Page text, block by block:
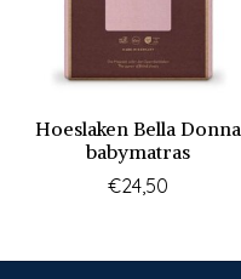
Hoeslaken Bella Donna
babymatras
€24,50